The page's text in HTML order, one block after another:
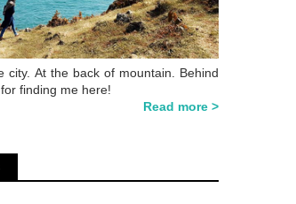
city. At the back of mountain. Behind
finding me here!
Read more >